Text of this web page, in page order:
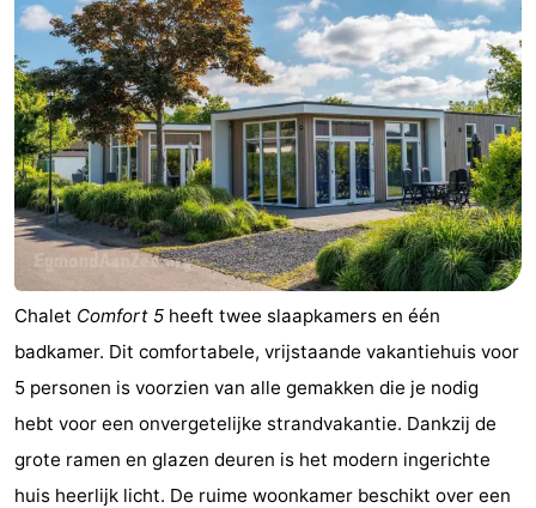
Chalet Comfort 5 heeft twee slaapkamers en één
badkamer. Dit comfortabele, vrijstaande vakantiehuis voor
5 personen is voorzien van alle gemakken die je nodig
hebt voor een onvergetelijke strandvakantie. Dankzij de
grote ramen en glazen deuren is het modern ingerichte
huis heerlijk licht. De ruime woonkamer beschikt over een